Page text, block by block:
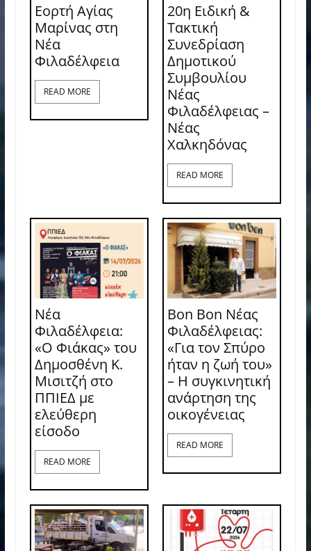
Εορτή Αγίας
Μαρίνας στη
Νέα
Φιλαδέλφεια
READ MORE
20η Ειδική &
Τακτική
Συνεδρίαση
Δημοτικού
Συμβουλίου
Νέας
Φιλαδέλφειας –
Νέας
Χαλκηδόνας
READ MORE
Νέα
Φιλαδέλφεια:
«Ο Φιάκας» του
Δημοσθένη Κ.
Μισιτζή στο
ΠΠΙΕΔ με
ελεύθερη
είσοδο
READ MORE
Bon Bon Νέας
Φιλαδέλφειας:
«Για τον Σπύρο
ήταν η ζωή του»
– Η συγκινητική
ανάρτηση της
οικογένειας
READ MORE